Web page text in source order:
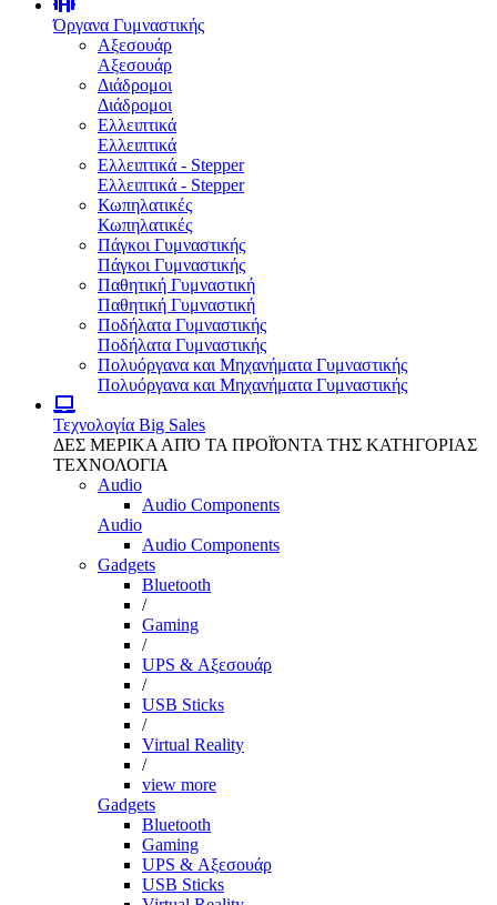
Όργανα Γυμναστικής
Αξεσουάρ
Αξεσουάρ
Διάδρομοι
Διάδρομοι
Ελλειπτικά
Ελλειπτικά
Ελλειπτικά - Stepper
Ελλειπτικά - Stepper
Κωπηλατικές
Κωπηλατικές
Πάγκοι Γυμναστικής
Πάγκοι Γυμναστικής
Παθητική Γυμναστική
Παθητική Γυμναστική
Ποδήλατα Γυμναστικής
Ποδήλατα Γυμναστικής
Πολυόργανα και Μηχανήματα Γυμναστικής
Πολυόργανα και Μηχανήματα Γυμναστικής
Τεχνολογία Big Sales
ΔΕΣ ΜΕΡΙΚΑ ΑΠΌ ΤΑ ΠΡΟΪΌΝΤΑ ΤΗΣ ΚΑΤΗΓΟΡΙΑΣ
ΤΕΧΝΟΛΟΓΙΑ
Audio
Audio Components
Audio
Audio Components
Gadgets
Bluetooth
/
Gaming
/
UPS & Αξεσουάρ
/
USB Sticks
/
Virtual Reality
/
view more
Gadgets
Bluetooth
Gaming
UPS & Αξεσουάρ
USB Sticks